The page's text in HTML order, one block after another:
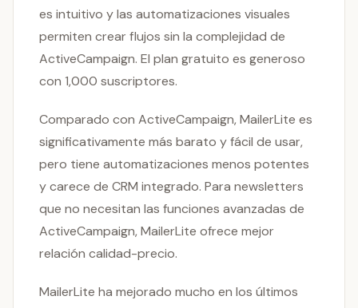
es intuitivo y las automatizaciones visuales
permiten crear flujos sin la complejidad de
ActiveCampaign. El plan gratuito es generoso
con 1,000 suscriptores.
Comparado con ActiveCampaign, MailerLite es
significativamente más barato y fácil de usar,
pero tiene automatizaciones menos potentes
y carece de CRM integrado. Para newsletters
que no necesitan las funciones avanzadas de
ActiveCampaign, MailerLite ofrece mejor
relación calidad-precio.
MailerLite ha mejorado mucho en los últimos